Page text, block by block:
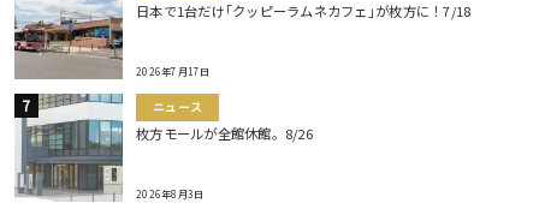
日本で1台だけ｢クッピーラムネカフェ｣が枚方に！7/18
2026年7月17日
ニュース
枚方モールが全館休館。8/26
2026年8月3日